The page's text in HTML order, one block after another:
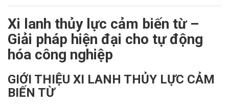
Xi lanh thủy lực cảm biến từ –
Giải pháp hiện đại cho tự động
hóa công nghiệp
GIỚI THIỆU XI LANH THỦY LỰC CẢM
BIẾN TỪ